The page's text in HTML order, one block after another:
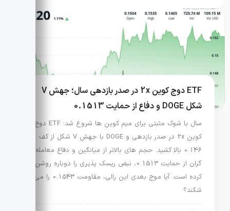
ETF دوج کوین 2x در صدر بازدهی سال؛ جهش V
شکل DOGE و دفاع از حمایت 0.1513
سال با شوک مثبتی برای میم کوین ها شروع شد؛ ETF دوج
کوین 2x در صدر بازدهی و DOGE با جهش V شکل از کف
0.146 بالا کشید. حجم های بالاتر از میانگین و دفاع معامله
گران از حمایت 0.1513، نبض ریسک پذیری را دوباره روشن
کرده است. آیا موج بعدی این رالی، مقاومت 0.1543 را می
شکند؟